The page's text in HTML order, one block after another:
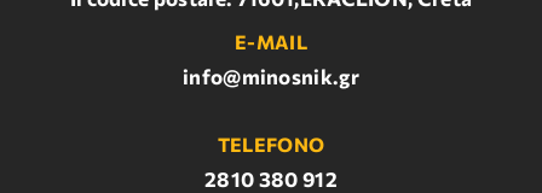
E-MAIL
info@minosnik.gr
TELEFONO
2810 380 912